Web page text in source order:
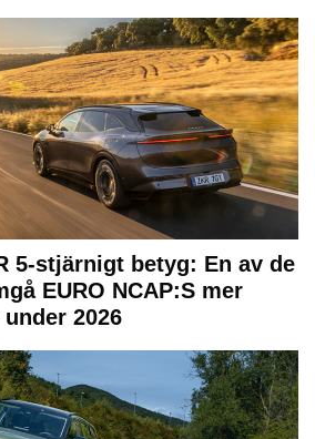
5-stjärnigt betyg: En av de
EURO NCAP:S mer
2026